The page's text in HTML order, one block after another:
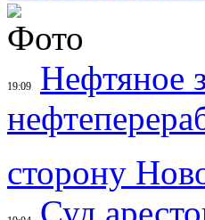
19:09
Нефтяное
сторону
Суд